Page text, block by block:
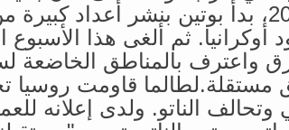
عام 2021، بدأ بوتين بنشر أعداد
واعترف بالمناطق الخاضعة
مستقلة.لطالما قاومت روسيا
وتحالف الناتو. ولدى إعلانه